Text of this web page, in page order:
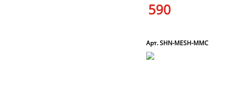
590
Арт. SHN-MESH-MMC